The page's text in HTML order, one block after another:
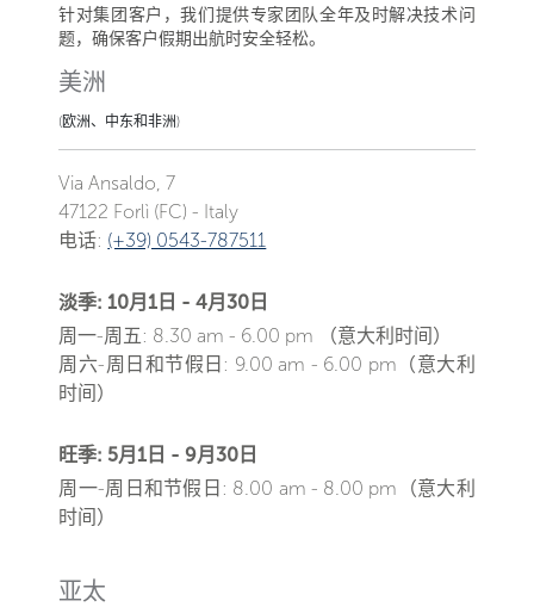
针对集团客户，我们提供专家团队全年及时解决技术问
题，确保客户假期出航时安全轻松。
美洲
(欧洲、中东和非洲)
Via Ansaldo, 7
47122 Forlì (FC) - Italy
电话: (+39) 0543-787511
淡季: 10月1日 - 4月30日
周一-周五: 8.30 am - 6.00 pm （意大利时间）
周六-周日和节假日: 9.00 am - 6.00 pm（意大利
时间）
旺季: 5月1日 - 9月30日
周一-周日和节假日: 8.00 am - 8.00 pm（意大利
时间）
亚太